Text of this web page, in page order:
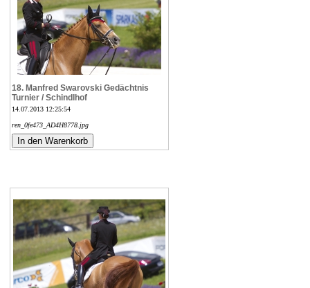
18. Manfred Swarovski Gedächtnis
Turnier / Schindlhof
14.07.2013 12:25:54
ren_0fe473_AD4H8778.jpg